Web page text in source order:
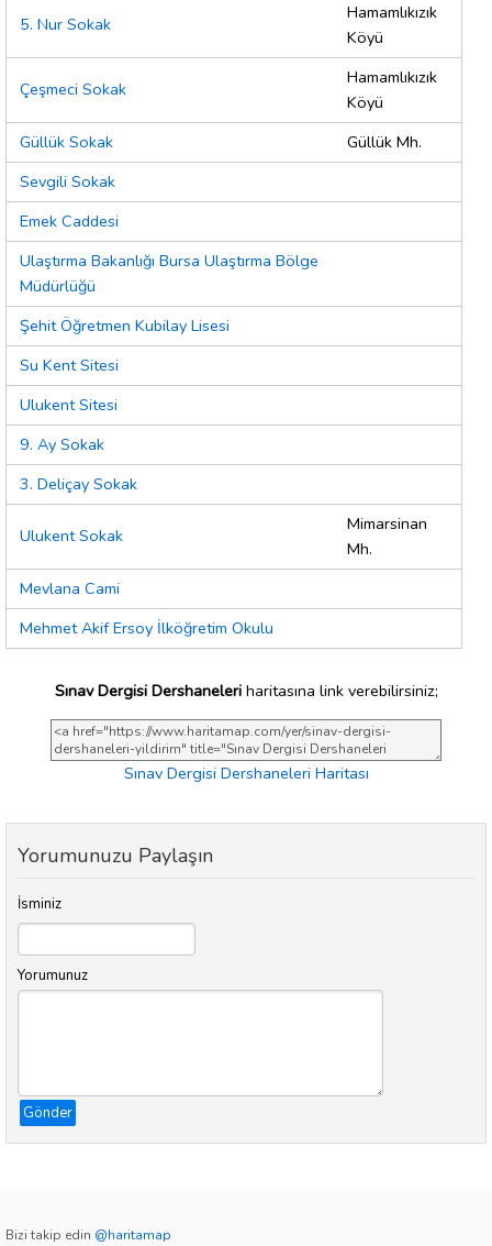
5. Nur Sokak
Hamamlıkızık
Köyü
Çeşmeci Sokak
Hamamlıkızık
Köyü
Güllük Sokak
Güllük Mh.
Sevgili Sokak
Emek Caddesi
Ulaştırma Bakanlığı Bursa Ulaştırma Bölge
Müdürlüğü
Şehit Öğretmen Kubilay Lisesi
Su Kent Sitesi
Ulukent Sitesi
9. Ay Sokak
3. Deliçay Sokak
Ulukent Sokak
Mimarsinan
Mh.
Mevlana Cami
Mehmet Akif Ersoy İlköğretim Okulu
Sınav Dergisi Dershaneleriharitasına link verebilirsiniz;
Sınav Dergisi Dershaneleri Haritası
Yorumunuzu Paylaşın
İsminiz
Yorumunuz
Gönder
Bizi takip edin @haritamap